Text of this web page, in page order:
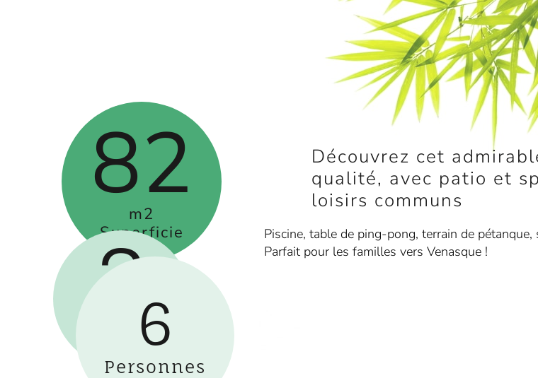
82
m2
Superficie
Découvrez cet
qualité, avec patio et
loisirs communs
3
Double
Piscine, table de ping-pong, terrain de
Parfait pour les familles vers Venasque !
6
Personnes